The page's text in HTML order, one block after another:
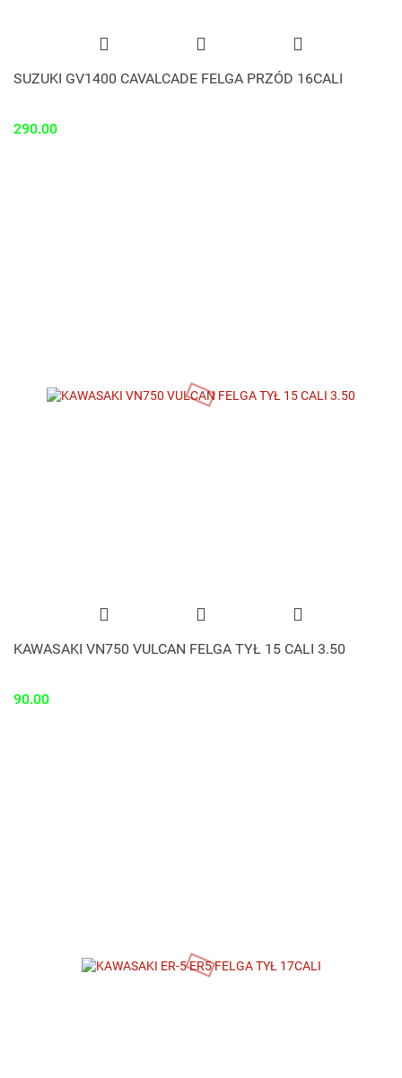
SUZUKI GV1400 CAVALCADE FELGA PRZÓD 16CALI
290.00
KAWASAKI VN750 VULCAN FELGA TYŁ 15 CALI 3.50
90.00